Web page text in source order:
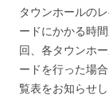
タウンホールの
ードにかかる時
回、各タウンホ
ードを行った場
覧表をお知らせ